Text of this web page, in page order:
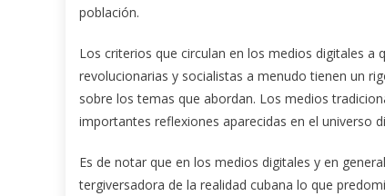
población.
Los criterios que circulan en los medios digitales
revolucionarias y socialistas a menudo tienen un
sobre los temas que abordan. Los medios
importantes reflexiones aparecidas en el universo
Es de notar que en los medios digitales y en
tergiversadora de la realidad cubana lo que